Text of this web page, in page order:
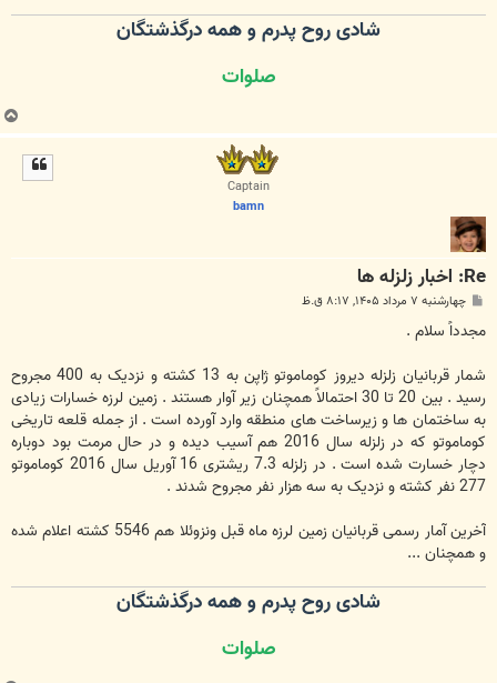
شادی روح پدرم و همه درگذشتگان
صلوات
Captain
bamn
Re: اخبار زلزله ها
س
ت
چهارشنبه ۷ مرداد ۱۴۰۵, ۸:۱۷ ق.ظ
مجدداً سلام .
شمار قربانیان زلزله دیروز کوماموتو ژاپن به 13 کشته و نزدیک به 400 مجروح
رسید . بین 20 تا 30 احتمالاً همچنان زیر آوار هستند . زمین لرزه خسارات زیادی
به ساختمان ها و زیرساخت های منطقه وارد آورده است . از جمله قلعه تاریخی
کوماموتو که در زلزله سال 2016 هم آسیب دیده و در حال مرمت بود دوباره
دچار خسارت شده است . در زلزله 7.3 ریشتری 16 آوریل سال 2016 کوماموتو
277 نفر کشته و نزدیک به سه هزار نفر مجروح شدند .
آخرین آمار رسمی قربانیان زمین لرزه ماه قبل ونزوئلا هم 5546 کشته اعلام شده
و همچنان ...
شادی روح پدرم و همه درگذشتگان
صلوات